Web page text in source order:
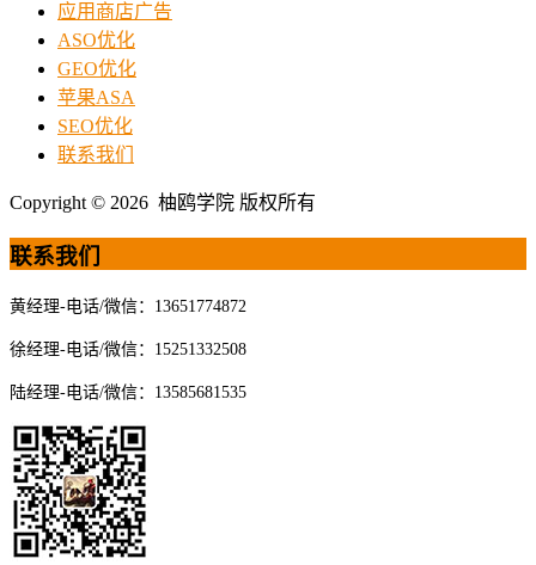
应用商店广告
ASO优化
GEO优化
苹果ASA
SEO优化
联系我们
Copyright © 2026 柚鸥学院 版权所有
联系我们
黄经理-电话/微信：13651774872
徐经理-电话/微信：15251332508
陆经理-电话/微信：13585681535